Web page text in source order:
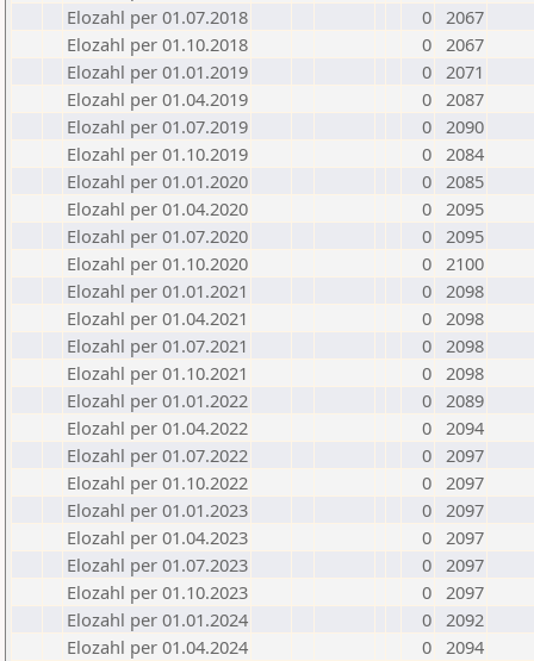
Elozahl per 01.07.2018
0 2067
Elozahl per 01.10.2018
0 2067
Elozahl per 01.01.2019
0 2071
Elozahl per 01.04.2019
0 2087
Elozahl per 01.07.2019
0 2090
Elozahl per 01.10.2019
0 2084
Elozahl per 01.01.2020
0 2085
Elozahl per 01.04.2020
0 2095
Elozahl per 01.07.2020
0 2095
Elozahl per 01.10.2020
0 2100
Elozahl per 01.01.2021
0 2098
Elozahl per 01.04.2021
0 2098
Elozahl per 01.07.2021
0 2098
Elozahl per 01.10.2021
0 2098
Elozahl per 01.01.2022
0 2089
Elozahl per 01.04.2022
0 2094
Elozahl per 01.07.2022
0 2097
Elozahl per 01.10.2022
0 2097
Elozahl per 01.01.2023
0 2097
Elozahl per 01.04.2023
0 2097
Elozahl per 01.07.2023
0 2097
Elozahl per 01.10.2023
0 2097
Elozahl per 01.01.2024
0 2092
Elozahl per 01.04.2024
0 2094